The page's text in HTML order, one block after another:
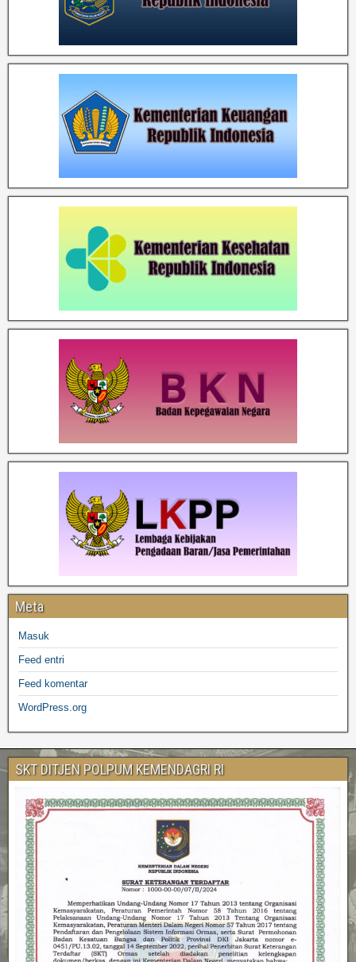
Meta
Masuk
Feed entri
Feed komentar
WordPress.org
SKT DITJEN POLPUM KEMENDAGRI RI